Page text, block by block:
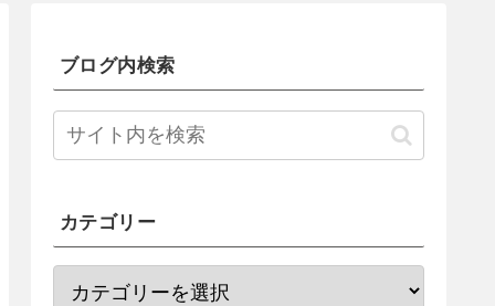
ブログ内検索
カテゴリー